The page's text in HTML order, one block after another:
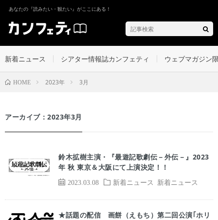
あなたの『読みたい・観たい』がここにある！
新着ニュース シアター情報誌カンフェティ ウェブマガジン
HOME 2023年 3月
アーカイブ：2023年3月
2023.03.08 新着ニュース 新着ニュース
鈴木拡樹主演・『最遊記歌劇伝－外伝－』2023
年 秋 東京＆大阪にて上演決定！！
★話題の配信 画餅（えもち）第二回公演｢ホリ